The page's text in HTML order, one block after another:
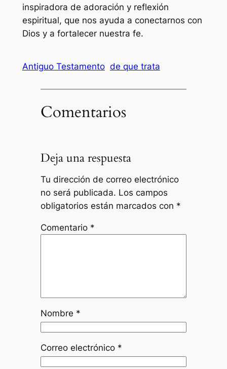
inspiradora de adoración y reflexión
espiritual, que nos ayuda a conectarnos con
Dios y a fortalecer nuestra fe.
Antiguo Testamento de que trata
Comentarios
Deja una respuesta
Tu dirección de correo electrónico
no será publicada. Los campos
obligatorios están marcados con *
Comentario *
Nombre *
Correo electrónico *